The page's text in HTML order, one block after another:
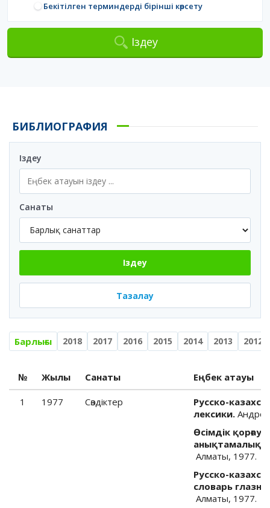
Бекітілген терминдерді бірінші көрсету
Іздеу
БИБЛИОГРАФИЯ
Іздеу
Санаты
Іздеу
Тазалау
Барлығы 2018 2017 2016 2015 2014 2013 2012
№ Жылы Санаты Еңбек атауы
1 1977 Cөздіктер
Русско-
лексики.
Өсімдік
анықтамалық
Алматы, 1977.
Русско-
словарь
Алматы, 1977.